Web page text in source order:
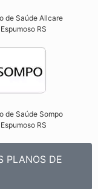
de Saúde Allcare
Espumoso RS​
de Saúde Sompo
Espumoso RS​
PLANOS DE